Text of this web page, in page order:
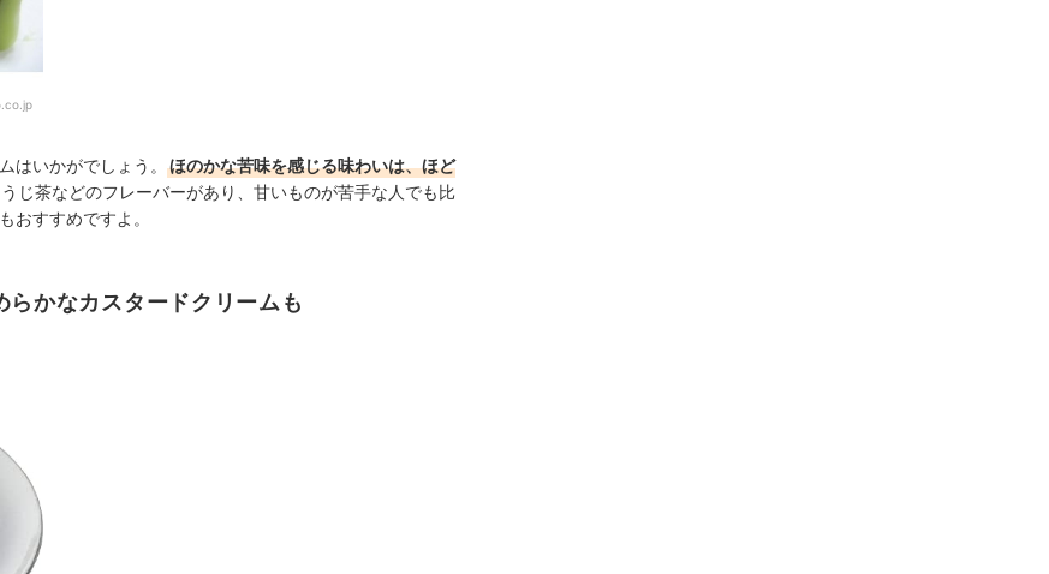
はいかがでしょう。
ほのかな苦味を感じる味わいは、ほど
じ茶などのフレーバーがあり、甘いものが苦手な人でも比
おすすめですよ。
かなカスタードクリームも